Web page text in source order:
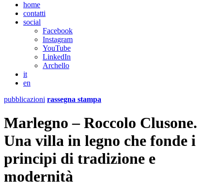
home
contatti
social
Facebook
Instagram
YouTube
LinkedIn
Archello
it
en
pubblicazioni rassegna stampa
Marlegno – Roccolo Clusone.
Una villa in legno che fonde i
principi di tradizione e
modernità